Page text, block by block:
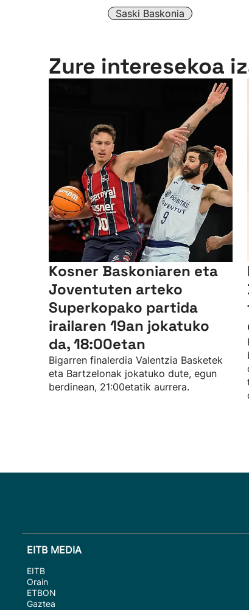
Saski Baskonia
Zure interesekoa
Kosner Baskoniaren eta
Joventuten arteko
Superkopako partida
irailaren 19an jokatuko
da, 18:00etan
Bigarren finalerdia Valentzia Basketek
eta Bartzelonak jokatuko dute, egun
berdinean, 21:00etatik aurrera.
EITB MEDIA
EITB
Orain
ETBON
Gaztea